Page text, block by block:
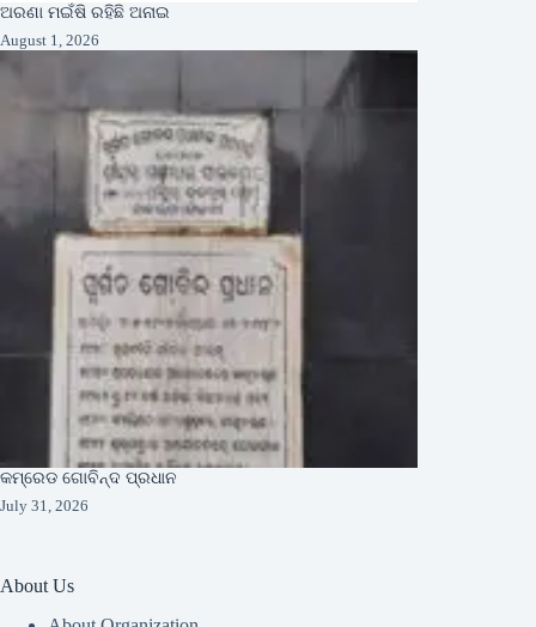
ଅରଣା ମଇଁଷି ରହିଛି ଅନାଇ
August 1, 2026
କମ୍ରେଡ ଗୋବିନ୍ଦ ପ୍ରଧାନ
July 31, 2026
About Us